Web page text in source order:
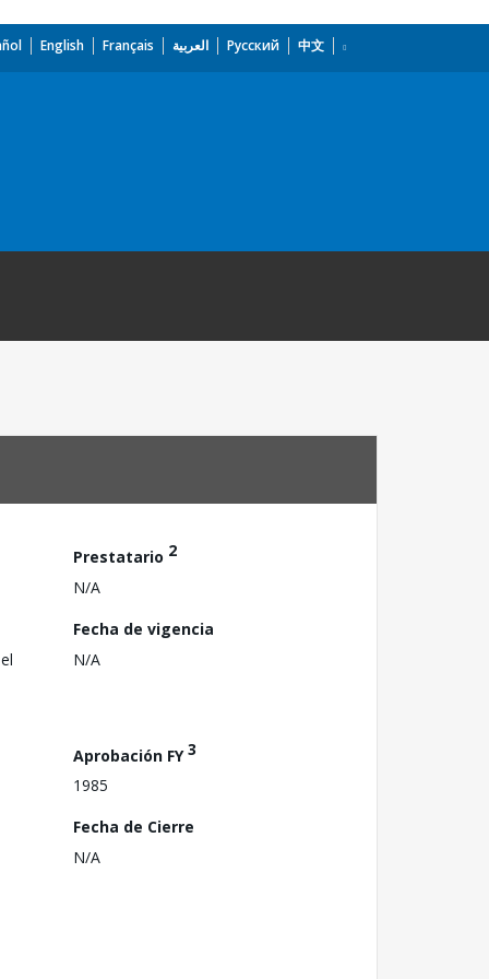
English Français العربية Русский 中文
Prestatario 2
N/A
Fecha de vigencia
N/A
Aprobación FY3
1985
Fecha de Cierre
N/A